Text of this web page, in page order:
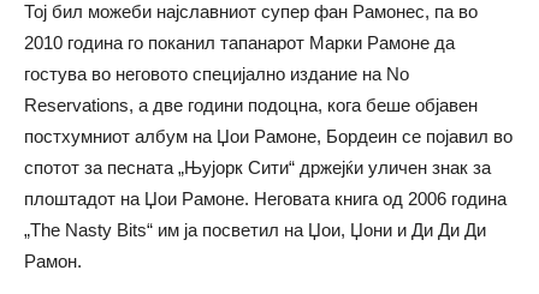
Тој бил можеби најславниот супер фан Рамонес, па во
2010 година го поканил тапанарот Марки Рамоне да
гостува во неговото специјално издание на No
Reservations, а две години подоцна, кога беше објавен
постхумниот албум на Џои Рамоне, Бордеин се појавил во
спотот за песната „Њујорк Сити“ држејќи уличен знак за
плоштадот на Џои Рамоне. Неговата книга од 2006 година
„The Nasty Bits“ им ја посветил на Џои, Џони и Ди Ди Ди
Рамон.